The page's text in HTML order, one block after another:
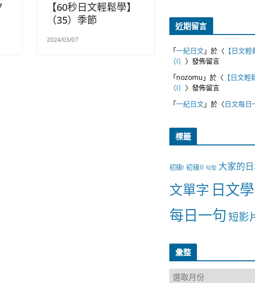
【60秒日文輕鬆學】
（35）季節
2024/03/07
近期留言
「一紀日文」於〈 【日文
（I） 〉發佈留言
「nozomu 」於〈 【日文
（I） 〉發佈留言
「一紀日文」於〈日文每日
標籤
初級I 初級II 句型 大家的
文單字 日文
每日一句 短影
彙整
彙